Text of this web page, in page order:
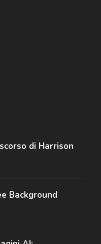
di Harrison
Background